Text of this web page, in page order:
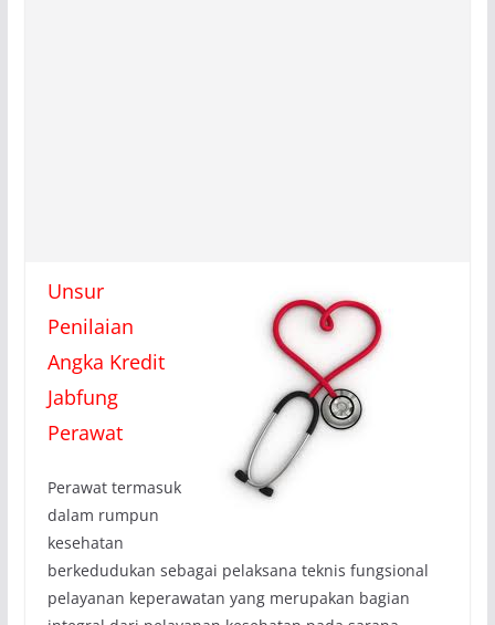
Unsur
Penilaian
Angka Kredit
Jabfung
Perawat
Perawat termasuk
dalam rumpun
kesehatan
berkedudukan sebagai pelaksana teknis fungsional
pelayanan keperawatan yang merupakan bagian